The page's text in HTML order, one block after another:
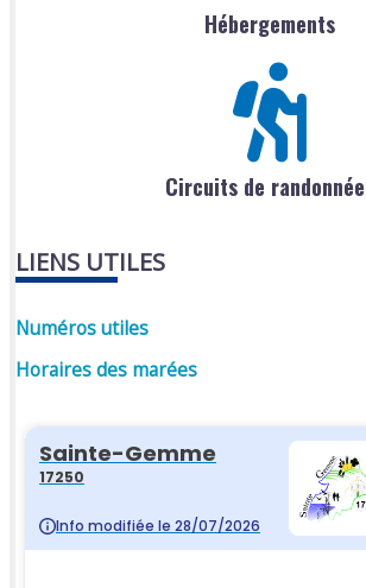
Hébergements
Circuits de
LIENS UTILES
Numéros utiles
Horaires des marées